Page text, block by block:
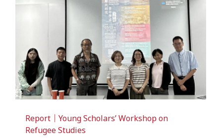
Report｜Young Scholars’ Workshop on
Refugee Studies